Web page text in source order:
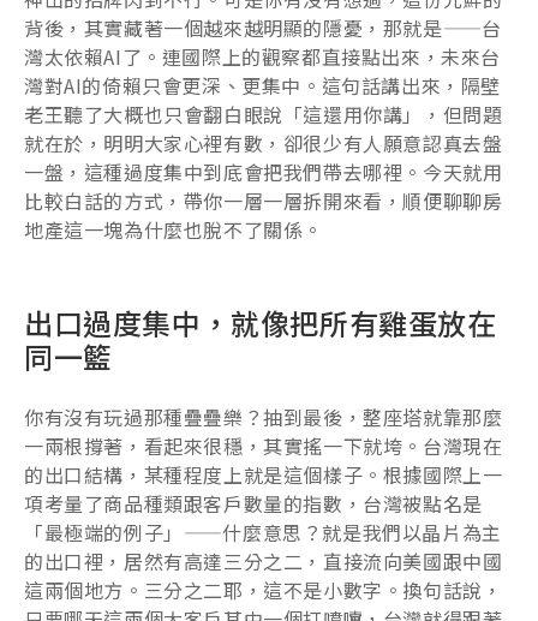
背後，其實藏著一個越來越明顯的隱憂，那就是——台
灣太依賴AI了。連國際上的觀察都直接點出來，未來台
灣對AI的倚賴只會更深、更集中。這句話講出來，隔壁
老王聽了大概也只會翻白眼說「這還用你講」，但問題
就在於，明明大家心裡有數，卻很少有人願意認真去盤
一盤，這種過度集中到底會把我們帶去哪裡。今天就用
比較白話的方式，帶你一層一層拆開來看，順便聊聊房
地產這一塊為什麼也脫不了關係。
出口過度集中，就像把所有雞蛋放在
同一籃
你有沒有玩過那種疊疊樂？抽到最後，整座塔就靠那麼
一兩根撐著，看起來很穩，其實搖一下就垮。台灣現在
的出口結構，某種程度上就是這個樣子。根據國際上一
項考量了商品種類跟客戶數量的指數，台灣被點名是
「最極端的例子」——什麼意思？就是我們以晶片為主
的出口裡，居然有高達三分之二，直接流向美國跟中國
這兩個地方。三分之二耶，這不是小數字。換句話說，